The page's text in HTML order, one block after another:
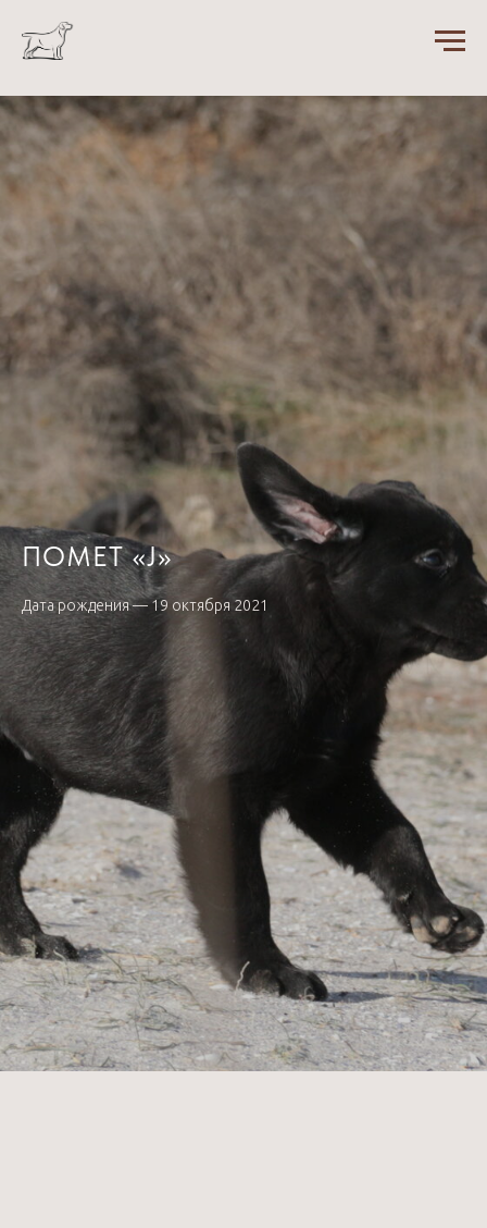
ПОМЕТ «J»
Дата рождения — 19 октября 2021